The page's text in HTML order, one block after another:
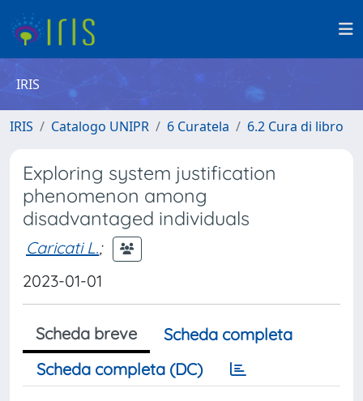
IRIS
IRIS Catalogo UNIPR 6 Curatela 6.2 Cura di libro
Exploring system justification
phenomenon among
disadvantaged individuals
Caricati L.;
2023-01-01
Scheda breve
Scheda completa
Scheda completa (DC)